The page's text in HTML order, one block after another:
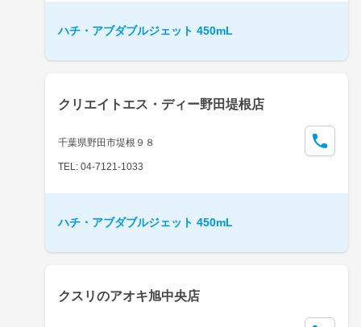
ハチ・アブダブルジェット 450mL
クリエイトエス・ディー野田堤根店
千葉県野田市堤根９８
TEL: 04-7121-1033
ハチ・アブダブルジェット 450mL
クスリのアオキ旭中央店